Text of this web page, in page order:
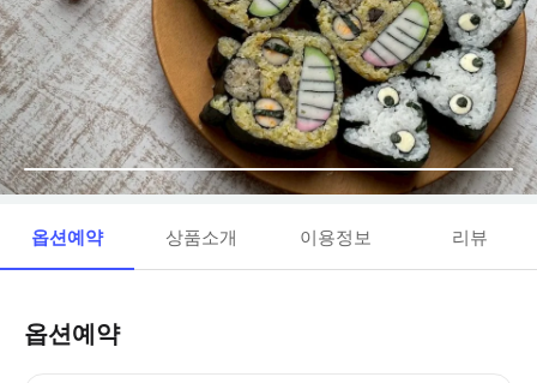
옵션예약 상품소개 이용정보 리뷰
옵션예약